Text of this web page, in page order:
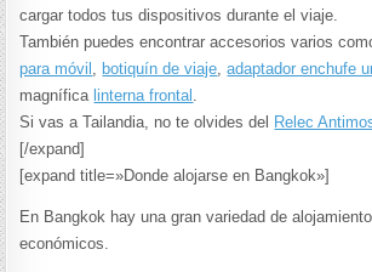
cargar todos tus dispositivos durante el viaje.
También puedes encontrar accesorios varios
para móvil , botiquín de viaje,adaptador enchufe
magnífica linterna frontal .
Si vas a Tailandia, no te olvides del Relec
[/expand]
[expand title=»Donde alojarse en Bangkok»]
En Bangkok hay una gran variedad de
económicos.